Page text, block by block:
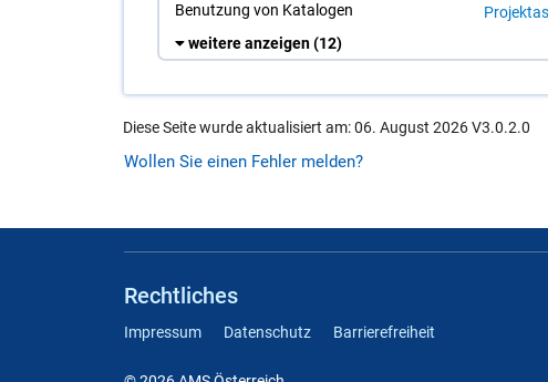
Be­nut­zung von Ka­ta­lo­gen
weitere anzeigen(12)
Diese Seite wurde aktualisiert am: 06. August 2026 V3.0.2.0
Wollen Sie einen Fehler melden?
Rechtliches
Impressum Datenschutz Barrierefreiheit